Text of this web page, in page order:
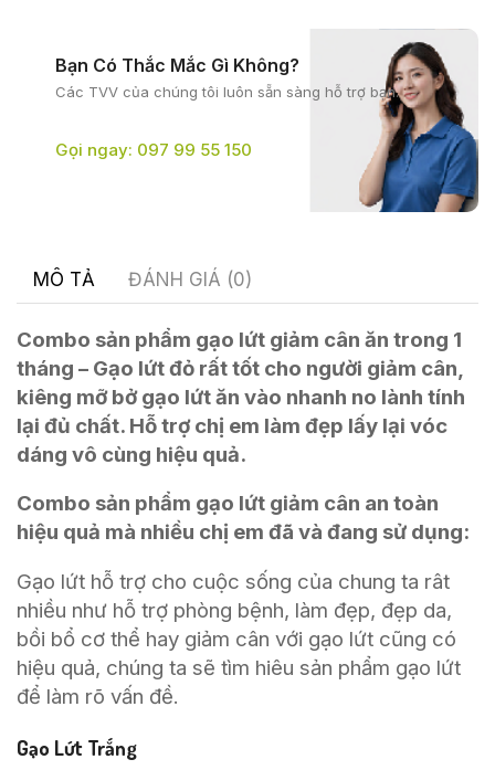
Bạn Có Thắc Mắc Gì Không?
Các TVV của chúng tôi luôn sẵn sàng hỗ trợ bạn.
Gọi ngay: 097 99 55 150
MÔ TẢ ĐÁNH GIÁ (0)
Combo sản phẩm gạo lứt giảm cân ăn trong 1
tháng – Gạo lứt đỏ rất tốt cho người giảm cân,
kiêng mỡ bở gạo lứt ăn vào nhanh no lành tính
lại đủ chất. Hỗ trợ chị em làm đẹp lấy lại vóc
dáng vô cùng hiệu quả.
Combo sản phẩm gạo lứt giảm cân an toàn
hiệu quả mà nhiều chị em đã và đang sử dụng:
Gạo lứt hỗ trợ cho cuộc sống của chung ta rât
nhiều như hỗ trợ phòng bệnh, làm đẹp, đẹp da,
bồi bổ cơ thể hay giảm cân với gạo lứt cũng có
hiệu quả, chúng ta sẽ tìm hiêu sản phẩm gạo lứt
để làm rõ vấn đề.
Gạo Lứt Trắng